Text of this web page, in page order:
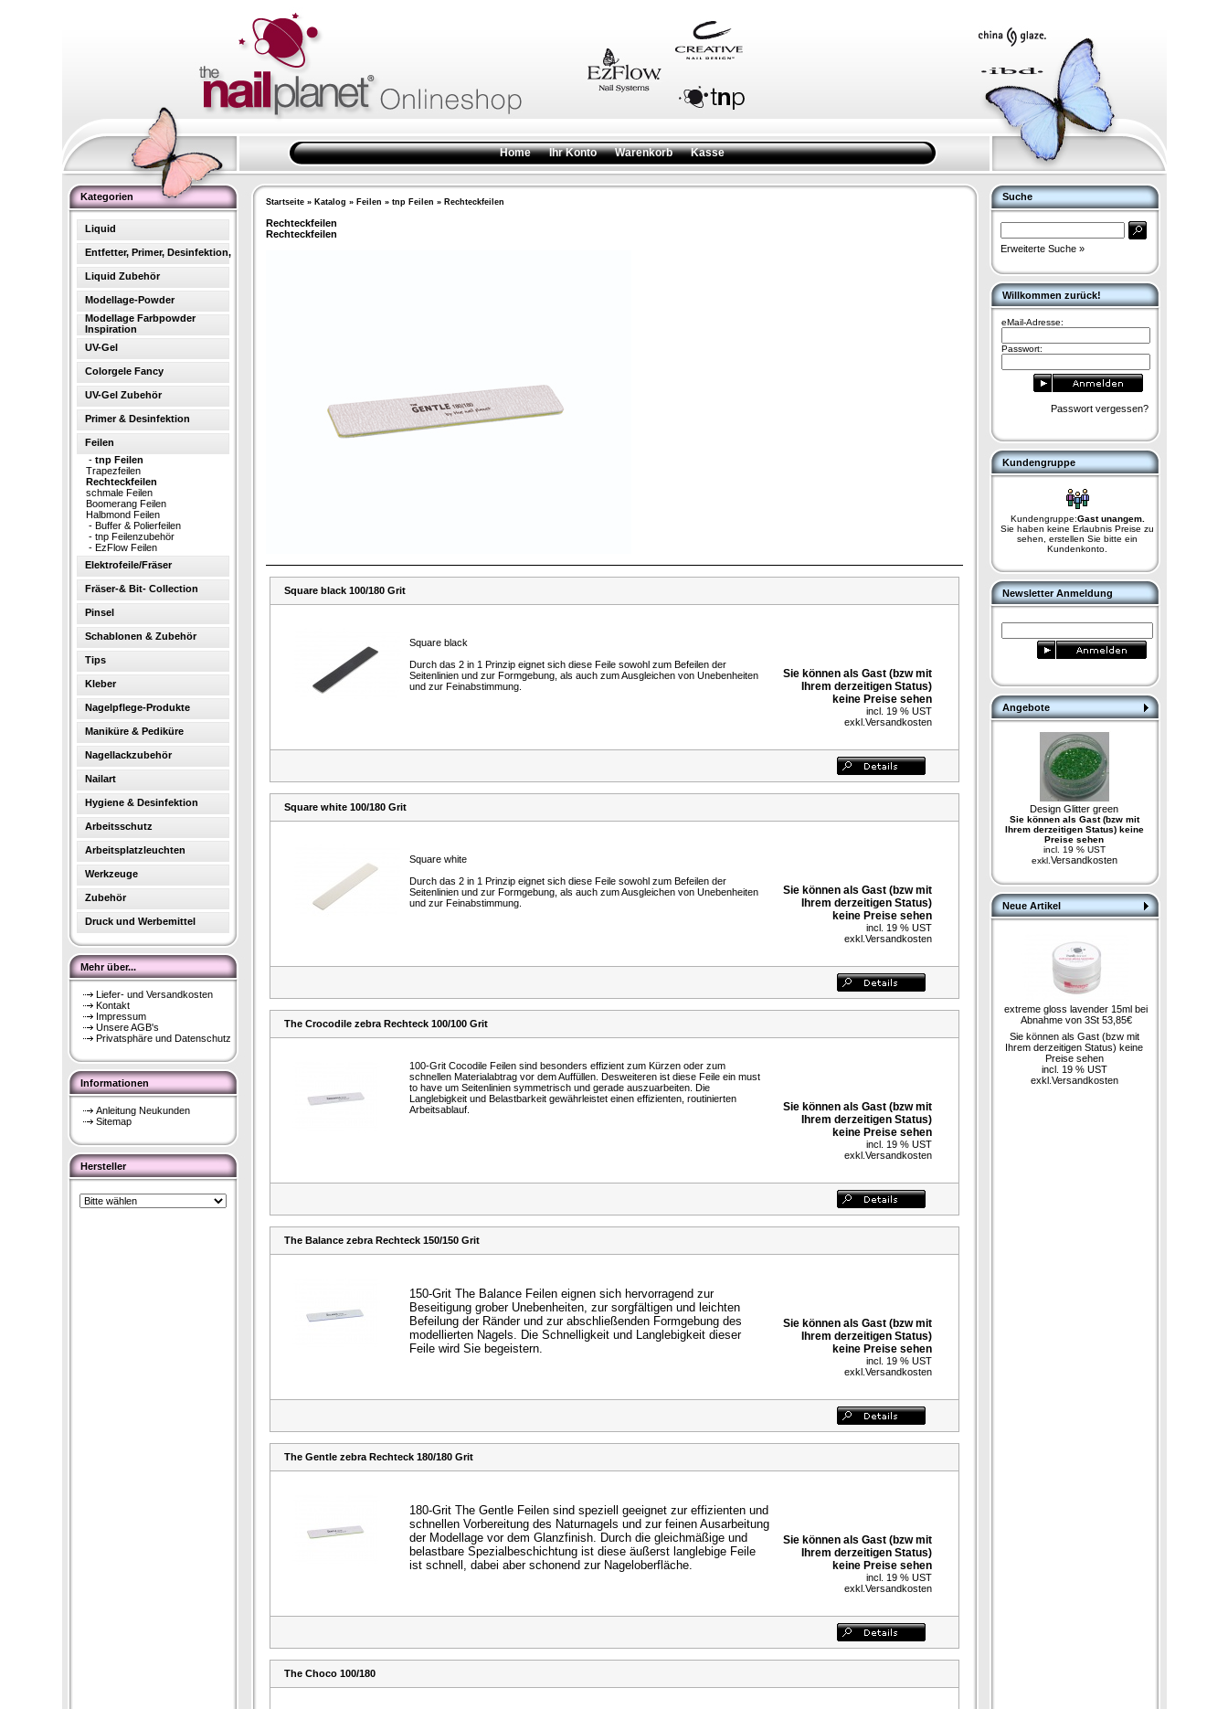
Home Ihr Konto Warenkorb Kasse
Kategorien
Liquid
Entfetter, Primer, Desinfektion,
Liquid Zubehör
Modellage-Powder
Modellage Farbpowder
Inspiration
UV-Gel
Colorgele Fancy
UV-Gel Zubehör
Primer & Desinfektion
Feilen
- tnp Feilen
Trapezfeilen
Rechteckfeilen
schmale Feilen
Boomerang Feilen
Halbmond Feilen
- Buffer & Polierfeilen
- tnp Feilenzubehör
- EzFlow Feilen
Elektrofeile/Fräser
Fräser-& Bit- Collection
Pinsel
Schablonen & Zubehör
Tips
Kleber
Nagelpflege-Produkte
Maniküre & Pediküre
Nagellackzubehör
Nailart
Hygiene & Desinfektion
Arbeitsschutz
Arbeitsplatzleuchten
Werkzeuge
Zubehör
Druck und Werbemittel
Mehr über...
Liefer- und Versandkosten
Kontakt
Impressum
Unsere AGB's
Privatsphäre und Datenschutz
Informationen
Anleitung Neukunden
Sitemap
Hersteller
Startseite» Katalog » Feilen » tnp Feilen » Rechteckfeilen
Rechteckfeilen
Rechteckfeilen
Square black 100/180 Grit
Square black
Durch das 2 in 1 Prinzip eignet sich diese Feile sowohl zum Befeilen der
Seitenlinien und zur Formgebung, als auch zum Ausgleichen von Unebenheiten
und zur Feinabstimmung.
Sie können als Gast (bzw mit
Ihrem derzeitigen Status)
keine Preise sehen
incl. 19 % UST
exkl. Versandkosten
Square white 100/180 Grit
Square white
Durch das 2 in 1 Prinzip eignet sich diese Feile sowohl zum Befeilen der
Seitenlinien und zur Formgebung, als auch zum Ausgleichen von Unebenheiten
und zur Feinabstimmung.
Sie können als Gast (bzw mit
Ihrem derzeitigen Status)
keine Preise sehen
incl. 19 % UST
exkl. Versandkosten
The Crocodile zebra Rechteck 100/100 Grit
100-Grit Cocodile Feilen sind besonders effizient zum Kürzen oder zum
schnellen Materialabtrag vor dem Auffüllen. Desweiteren ist diese Feile ein must
to have um Seitenlinien symmetrisch und gerade auszuarbeiten. Die
Langlebigkeit und Belastbarkeit gewährleistet einen effizienten, routinierten
Arbeitsablauf.
Sie können als Gast (bzw mit
Ihrem derzeitigen Status)
keine Preise sehen
incl. 19 % UST
exkl. Versandkosten
The Balance zebra Rechteck 150/150 Grit
150-Grit The Balance Feilen eignen sich hervorragend zur
Beseitigung grober Unebenheiten, zur sorgfältigen und leichten
Befeilung der Ränder und zur abschließenden Formgebung des
modellierten Nagels. Die Schnelligkeit und Langlebigkeit dieser
Feile wird Sie begeistern.
Sie können als Gast (bzw mit
Ihrem derzeitigen Status)
keine Preise sehen
incl. 19 % UST
exkl. Versandkosten
The Gentle zebra Rechteck 180/180 Grit
180-Grit The Gentle Feilen sind speziell geeignet zur effizienten und
schnellen Vorbereitung des Naturnagels und zur feinen Ausarbeitung
der Modellage vor dem Glanzfinish. Durch die gleichmäßige und
belastbare Spezialbeschichtung ist diese äußerst langlebige Feile
ist schnell, dabei aber schonend zur Nageloberfläche.
Sie können als Gast (bzw mit
Ihrem derzeitigen Status)
keine Preise sehen
incl. 19 % UST
exkl. Versandkosten
The Choco 100/180
Suche
Erweiterte Suche »
Willkommen zurück!
eMail-Adresse:
Passwort:
Passwort vergessen?
Kundengruppe
Kundengruppe:Gast unangem.
Sie haben keine Erlaubnis Preise zu
sehen, erstellen Sie bitte ein
Kundenkonto.
Newsletter Anmeldung
Angebote
Design Glitter green
Sie können als Gast (bzw mit
Ihrem derzeitigen Status) keine
Preise sehen
incl. 19 % UST
exkl. Versandkosten
Neue Artikel
extreme gloss lavender 15ml bei
Abnahme von 3St 53,85€
Sie können als Gast (bzw mit
Ihrem derzeitigen Status) keine
Preise sehen
incl. 19 % UST
exkl. Versandkosten